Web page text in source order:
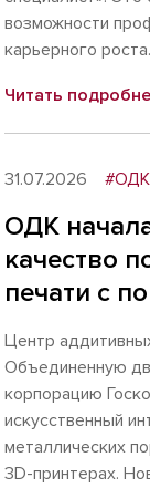
возможности
карьерного роста.
Читать
31.07.2026 #ОДК
ОДК
качество
печати с
Центр
Объединенную
корпорацию
искусственный
металлических
3D-принтерах.